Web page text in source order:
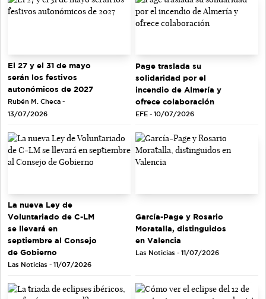
El 27 y el 31 de mayo
serán los festivos
autonómicos de 2027
Rubén M. Checa -
13/07/2026
Page traslada su
solidaridad por el
incendio de Almería y
ofrece colaboración
EFE - 10/07/2026
La nueva Ley de
Voluntariado de C-LM
se llevará en
septiembre al Consejo
de Gobierno
Las Noticias - 11/07/2026
García-Page y Rosario
Moratalla, distinguidos
en Valencia
Las Noticias - 11/07/2026